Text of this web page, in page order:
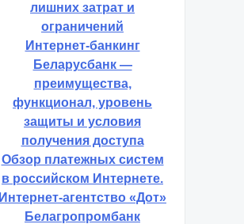
лишних затрат и
ограничений
Интернет-банкинг
Беларусбанк —
преимущества,
функционал, уровень
защиты и условия
получения доступа
Обзор платежных систем
в российском Интернете.
Интернет-агентство «Дот»
Белагропромбанк